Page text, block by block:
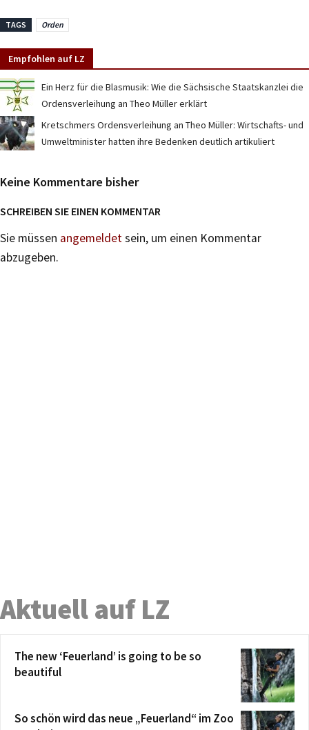
TAGS Orden
Empfohlen auf LZ
Ein Herz für die Blasmusik: Wie die Sächsische Staatskanzlei die
Ordensverleihung an Theo Müller erklärt
Kretschmers Ordensverleihung an Theo Müller: Wirtschafts- und
Umweltminister hatten ihre Bedenken deutlich artikuliert
Keine Kommentare bisher
SCHREIBEN SIE EINEN KOMMENTAR
Sie müssen angemeldetsein, um einen Kommentar
abzugeben.
Aktuell auf LZ
The new ‘Feuerland’ is going to be so
beautiful
So schön wird das neue „Feuerland“ im Zoo